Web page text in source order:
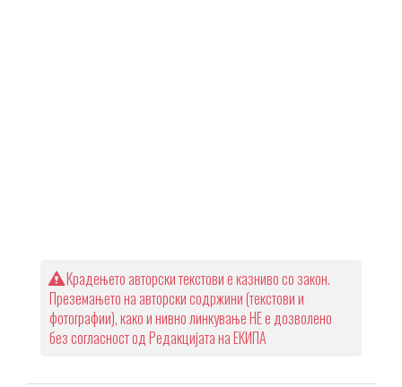
Крадењето авторски текстови е казниво со закон.
Преземањето на авторски содржини (текстови и
фотографии), како и нивно линкување НЕ е дозволено
без согласност од Редакцијата на ЕКИПА